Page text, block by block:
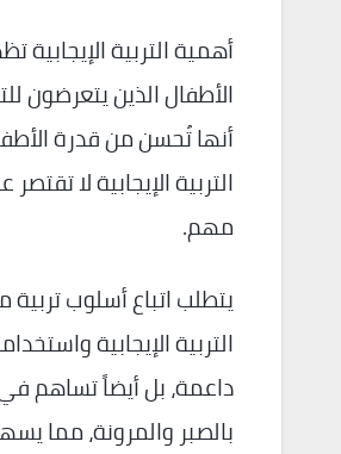
أهمية التربية
الأطفال الذين يتعرضون
أنها تُحسن من قدرة
التربية الإيجابية لا
مهم.
يتطلب اتباع أسلوب
التربية الإيجابية
داعمة، بل أيضاً تساهم
بالصبر والمرونة، مما